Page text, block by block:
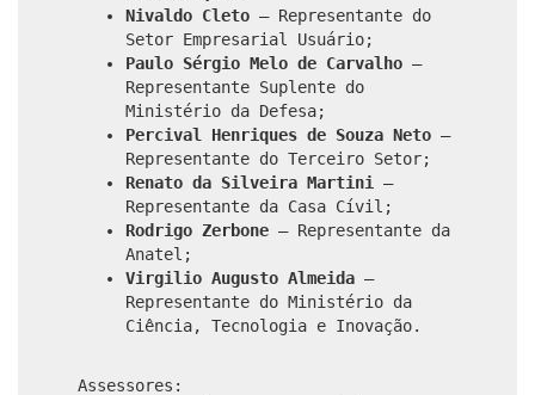
Nivaldo Cleto – Representante do
Setor Empresarial Usuário;
Paulo Sérgio Melo de Carvalho –
Representante Suplente do
Ministério da Defesa;
Percival Henriques de Souza Neto –
Representante do Terceiro Setor;
Renato da Silveira Martini
–
Representante da Casa Cívil;
Rodrigo Zerbone – Representante da
Anatel;
Virgilio Augusto Almeida –
Representante do Ministério da
Ciência, Tecnologia e Inovação.
Assessores: